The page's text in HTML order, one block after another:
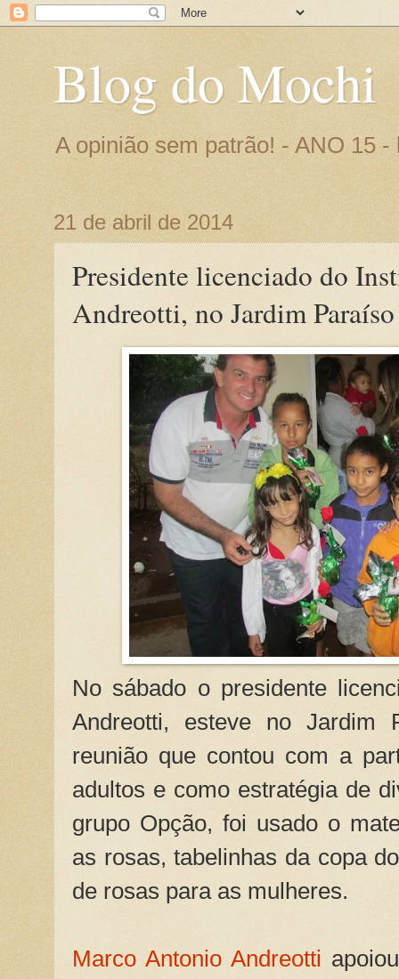
Blog do Mochi
A opinião sem patrão! - ANO 15
21 de abril de 2014
Presidente licenciado do
Andreotti, no Jardim Paraíso
No sábado o presidente
Andreotti, esteve no Jardim
reunião que contou com a
adultos e como estratégia de
grupo Opção, foi usado o
as rosas, tabelinhas da copa
de rosas para as mulheres.
Marco Antonio Andreotti